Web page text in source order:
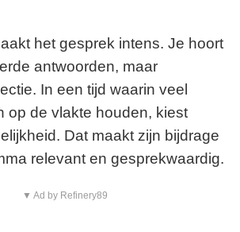
het gesprek intens. Je hoort
antwoorden, maar
In een tijd waarin veel
op de vlakte houden, kiest
Dat maakt zijn bijdrage
relevant en gesprekwaardig.
▼ Ad by Refinery89